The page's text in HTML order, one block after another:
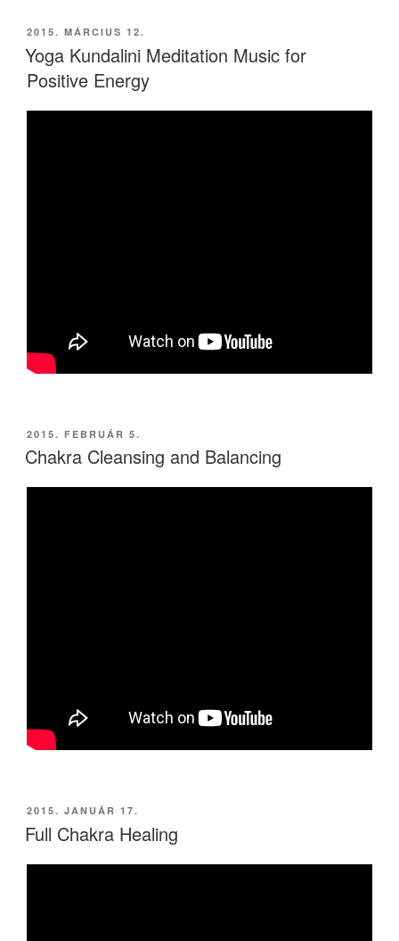
BEKÜLDVE:
2015. MÁRCIUS 12.
Yoga Kundalini Meditation Music for
Positive Energy
BEKÜLDVE:
2015. FEBRUÁR 5.
Chakra Cleansing and Balancing
BEKÜLDVE:
2015. JANUÁR 17.
Full Chakra Healing